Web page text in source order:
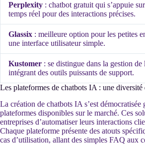
Perplexity : chatbot gratuit qui s’appuie
temps réel pour des interactions précises.
Glassix : meilleure option pour les petites
une interface utilisateur simple.
Kustomer : se distingue dans la gestion
intégrant des outils puissants de support.
Les plateformes de chatbots IA : une diversité
La création de chatbots IA s’est démocratisée
plateformes disponibles sur le marché. Ces
entreprises d’automatiser leurs interactions
Chaque plateforme présente des atouts
cas d’utilisation, allant des simples FAQ aux